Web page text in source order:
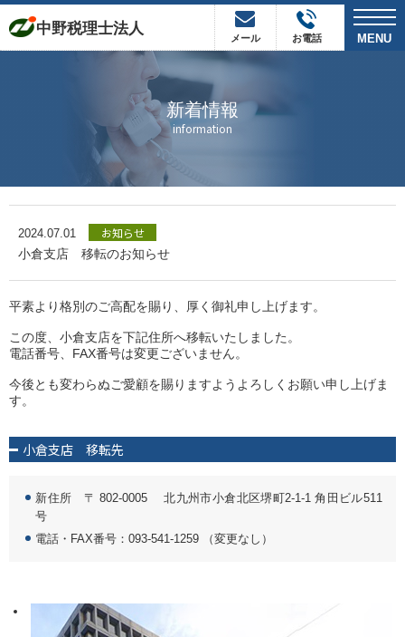
中野税理士法人
メール お電話
t
o
g
i
o
MENU
新着情報
information
2024.07.01 お知らせ
小倉支店 移転のお知らせ
平素より格別のご高配を賜り、厚く御礼申し上げます。
この度、小倉支店を下記住所へ移転いたしました。
電話番号、FAX番号は変更ございません。
今後とも変わらぬご愛顧を賜りますようよろしくお願い申し上げま
す。
小倉支店 移転先
新住所 〒 802-0005 北九州市小倉北区堺町2-1-1 角田ビル511
号
電話・FAX番号：093-541-1259 （変更なし）